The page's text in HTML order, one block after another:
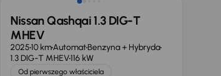
Nissan Qashqai 1.3 DIG-T
MHEV
202510 kmAutomatBenzyna + Hybryda
1.3 DIG-T MHEV116 kW
Od pierwszego właściciela